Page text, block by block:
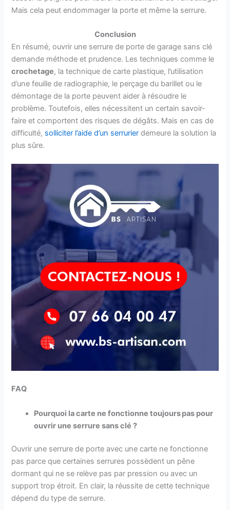
Mais cela peut endommager la porte et même la serrure.
Conclusion
En résumé, ouvrir une serrure de porte de garage sans clé
demande méthode et prudence. Les techniques comme le
crochetage, la technique de carte plastique, l’utilisation
d’une feuille de radiographie, le perçage du barillet ou le
démontage de la porte peuvent aider à résoudre le
problème. Toutefois, elles nécessitent un certain savoir-
faire et comportent des risques de dégâts. Mais en cas de
difficulté, solliciter l’aide d’un serrurier demeure la solution la
plus sûre.
FAQ
Pourquoi la carte ne fonctionne toujours pas pour
ouvrir une serrure sans clé ?
Ouvrir une serrure de porte avec une carte ne fonctionne
pas parce que certaines serrures possèdent un pêne
dormant qui ne se relève pas par pression ou avec un
support trop étroit. En clair, la réussite de cette technique
dépend du type de serrure.